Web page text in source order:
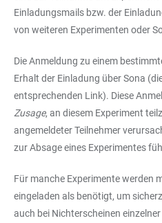
Einladungsmails bzw. der
von weiteren Experimenten oder
Die Anmeldung zu einem
Erhalt der Einladung über Sona
entsprechenden Link). Diese
Zusage, an diesem Experiment
angemeldeter Teilnehmer
zur Absage eines Experimentes
Für manche Experimente werden
eingeladen als benötigt, um
auch bei Nichterscheinen